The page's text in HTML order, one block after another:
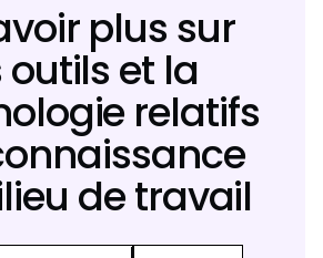
plus sur
outils et la
relatifs
de travail